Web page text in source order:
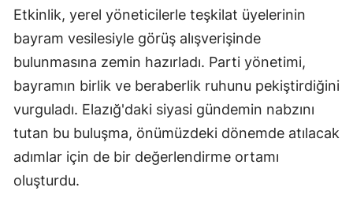
Etkinlik, yerel yöneticilerle teşkilat üyelerinin
bayram vesilesiyle görüş alışverişinde
bulunmasına zemin hazırladı. Parti yönetimi,
bayramın birlik ve beraberlik ruhunu pekiştirdiğini
vurguladı. Elazığ'daki siyasi gündemin nabzını
tutan bu buluşma, önümüzdeki dönemde atılacak
adımlar için de bir değerlendirme ortamı
oluşturdu.